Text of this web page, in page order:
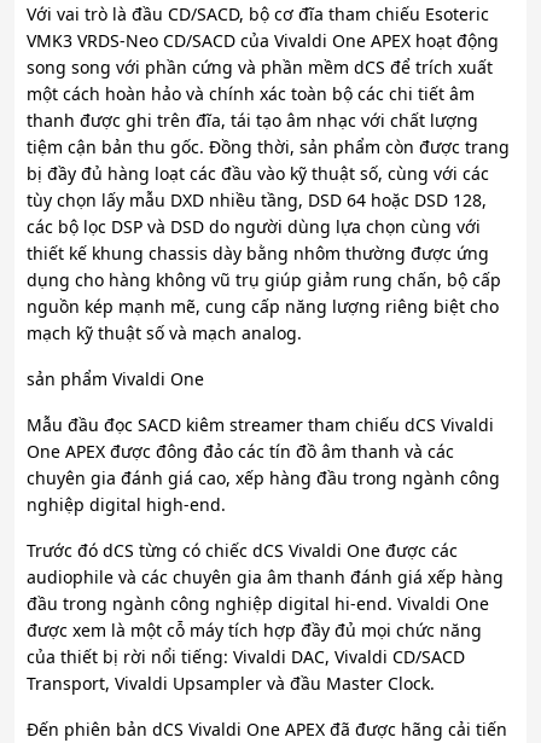
Với vai trò là đầu CD/SACD, bộ cơ đĩa tham chiếu Esoteric
VMK3 VRDS-Neo CD/SACD của Vivaldi One APEX hoạt động
song song với phần cứng và phần mềm dCS để trích xuất
một cách hoàn hảo và chính xác toàn bộ các chi tiết âm
thanh được ghi trên đĩa, tái tạo âm nhạc với chất lượng
tiệm cận bản thu gốc. Đồng thời, sản phẩm còn được trang
bị đầy đủ hàng loạt các đầu vào kỹ thuật số, cùng với các
tùy chọn lấy mẫu DXD nhiều tầng, DSD 64 hoặc DSD 128,
các bộ lọc DSP và DSD do người dùng lựa chọn cùng với
thiết kế khung chassis dày bằng nhôm thường được ứng
dụng cho hàng không vũ trụ giúp giảm rung chấn, bộ cấp
nguồn kép mạnh mẽ, cung cấp năng lượng riêng biệt cho
mạch kỹ thuật số và mạch analog.
sản phẩm Vivaldi One
Mẫu đầu đọc SACD kiêm streamer tham chiếu dCS Vivaldi
One APEX được đông đảo các tín đồ âm thanh và các
chuyên gia đánh giá cao, xếp hàng đầu trong ngành công
nghiệp digital high-end.
Trước đó dCS từng có chiếc dCS Vivaldi One được các
audiophile và các chuyên gia âm thanh đánh giá xếp hàng
đầu trong ngành công nghiệp digital hi-end. Vivaldi One
được xem là một cỗ máy tích hợp đầy đủ mọi chức năng
của thiết bị rời nổi tiếng: Vivaldi DAC, Vivaldi CD/SACD
Transport, Vivaldi Upsampler và đầu Master Clock.
Đến phiên bản dCS Vivaldi One APEX đã được hãng cải tiến